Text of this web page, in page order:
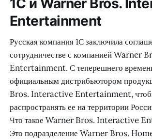
Entertainment
Русская компания 1С заключила
сотрудничестве с компанией Warner
Entertainment. С теперешнего
официальным дистрибьютором
Bros. Interactive Entertainment,
распространять ее на территории
Что такое Warner Bros. Interactive
Это подразделение Warner Bros.